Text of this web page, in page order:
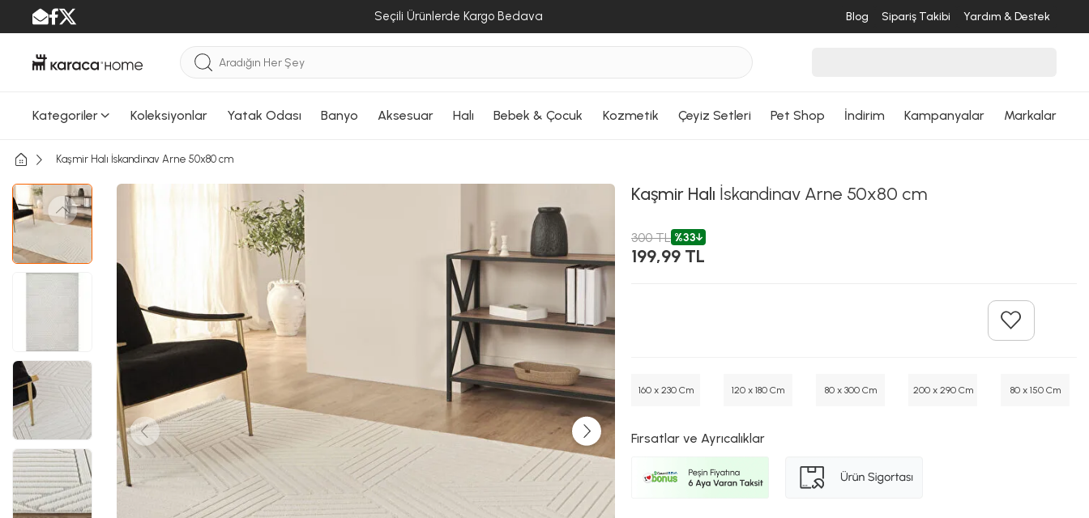
Seçili Ürünlerde Kargo Bedava Blog Sipariş Takibi Yardım & Destek
Kategoriler Koleksiyonlar Yatak Odası Banyo Aksesuar Halı Bebek & Çocuk Kozmetik Çeyiz Setleri Pet Shop İndirim Kampanyalar Markalar
Kaşmir Halı İskandinav Arne 50x80 cm
Kaşmir Halı İskandinav Arne 50x80 cm
300 TL %33
199,99 TL
160 x 230 Cm 120 x 180 Cm 80 x 300 Cm 200 x 290 Cm 80 x 150 Cm
Fırsatlar ve Ayrıcalıklar